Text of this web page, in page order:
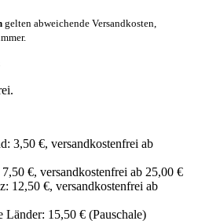
gelten abweichende Versandkosten,
3,50 €, versandkostenfrei ab
€, versandkostenfrei ab 25,00 €
12,50 €, versandkostenfrei ab
Länder: 15,50 € (Pauschale)